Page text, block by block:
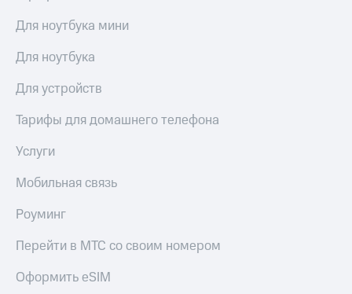
Для ноутбука мини
Для ноутбука
Для устройств
Тарифы для домашнего телефона
Услуги
Мобильная связь
Роуминг
Перейти в МТС со своим номером
Оформить eSIM